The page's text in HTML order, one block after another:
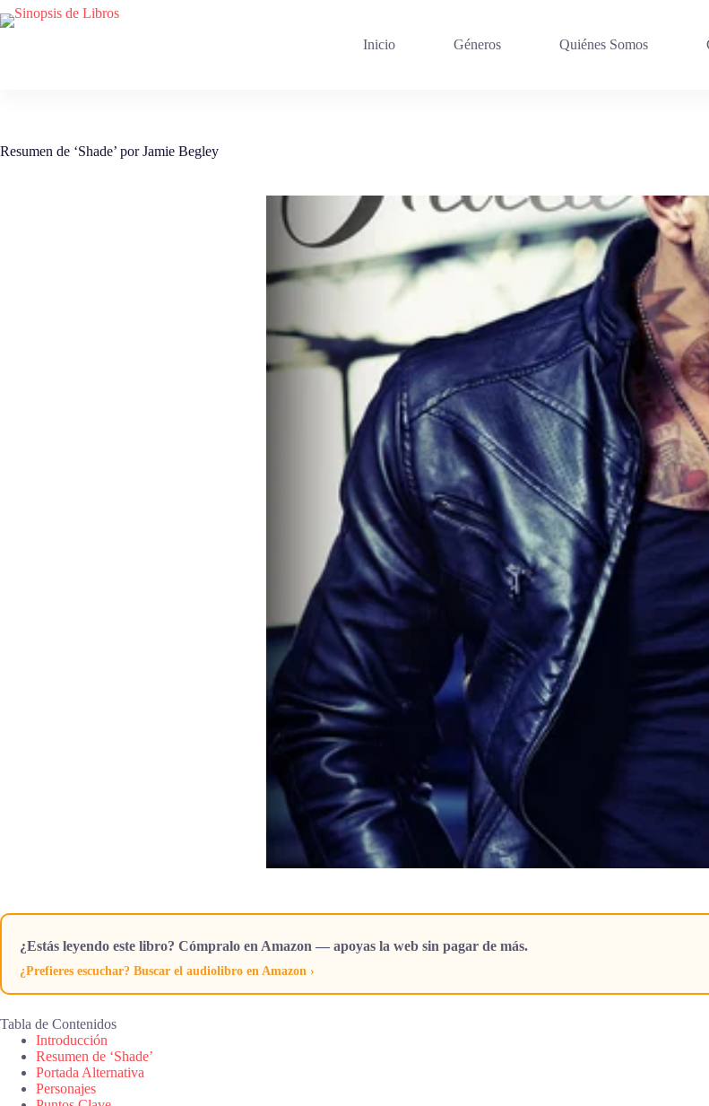
Saltar
al
Inicio Géneros Quiénes Somos
Resumen de ‘Shade’ por Jamie Begley
¿Estás leyendo este libro? Cómpralo en Amazon — apoyas la web sin pagar de más.
¿Prefieres escuchar? Buscar el audiolibro en Amazon ›
Tabla de Contenidos
Introducción
Resumen de ‘Shade’
Portada Alternativa
Personajes